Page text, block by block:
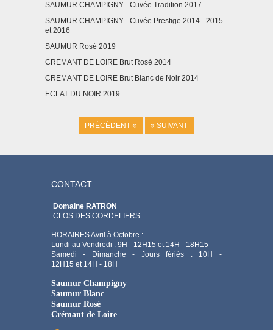
SAUMUR CHAMPIGNY - Cuvée Tradition 2017
SAUMUR CHAMPIGNY - Cuvée Prestige 2014 - 2015
et 2016
SAUMUR Rosé 2019
CREMANT DE LOIRE Brut Rosé 2014
CREMANT DE LOIRE Brut Blanc de Noir 2014
ECLAT DU NOIR 2019
PRÉCÉDENT SUIVANT
CONTACT
Domaine RATRON
CLOS DES CORDELIERS
HORAIRES Avril à Octobre :
Lundi au Vendredi : 9H - 12H15 et 14H - 18H15
Samedi - Dimanche - Jours fériés : 10H -
12H15 et 14H - 18H
Saumur Champigny
Saumur Blanc
Saumur Rosé
Crémant de Loire